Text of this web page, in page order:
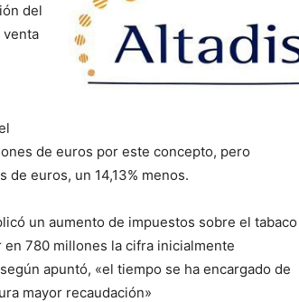
del
venta
de euros por este concepto, pero
euros, un 14,13% menos.
un aumento de impuestos sobre el tabaco
780 millones la cifra inicialmente
apuntó, «el tiempo se ha encargado de
mayor recaudación»